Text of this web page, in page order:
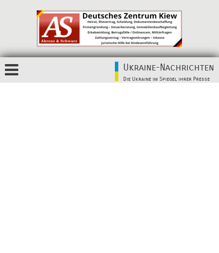
Ukraine-Nachrichten
Die Ukraine im Spiegel ihrer Presse